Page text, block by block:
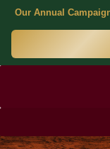
Our Annual